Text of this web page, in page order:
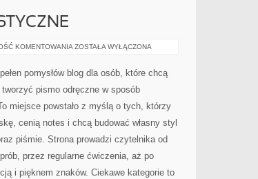
KOMENTOWANIA INSPIRACJE
ARTYSTYCZNE
ZOSTAŁA WYŁĄCZONA
pomysłów blog dla osób, które chcą
pismo odręczne w sposób
miejsce powstało z myślą o tych, którzy
cenią notes i chcą budować własny styl
piśmie. Strona prowadzi czytelnika od
przez regularne ćwiczenia, aż po
i pięknem znaków. Ciekawe kategorie to